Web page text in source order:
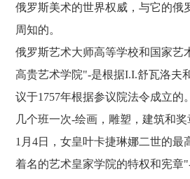
俄罗斯美术的世界权威，与它的俄
周知的。
俄罗斯艺术大师高等学校和国家艺
高贵艺术学院"-是根据I.I.舒瓦洛夫
议于1757年根据参议院法令成立的
几个班一次-绘画，雕塑，建筑和奖
1月4日，女皇叶卡捷琳娜二世的最
着名的艺术皇家学院的特权和宪章